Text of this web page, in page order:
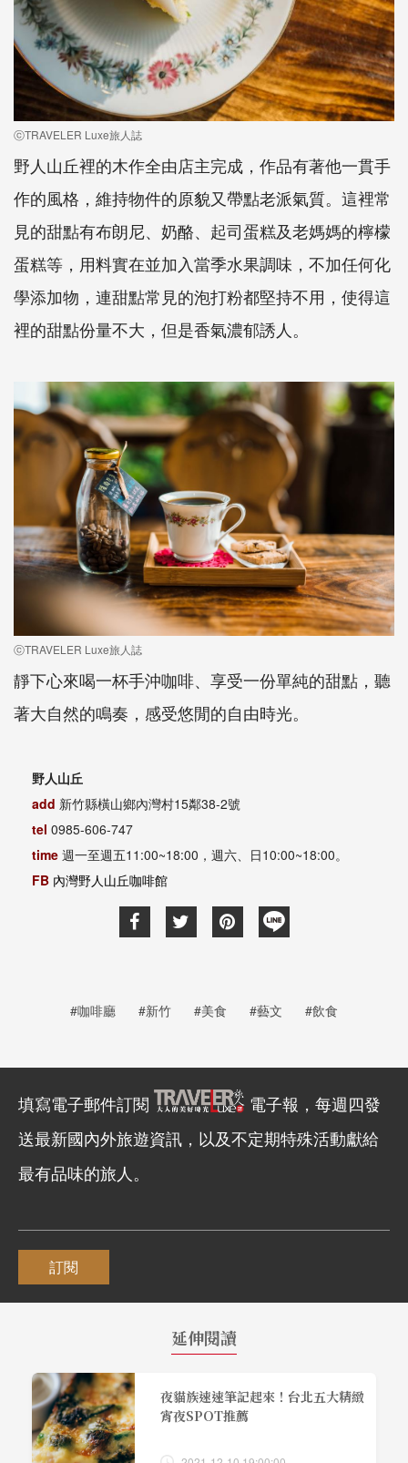
ⓒTRAVELER Luxe旅人誌
野人山丘裡的木作全由店主完成，作品有著他一貫手
作的風格，維持物件的原貌又帶點老派氣質。這裡常
見的甜點有布朗尼、奶酪、起司蛋糕及老媽媽的檸檬
蛋糕等，用料實在並加入當季水果調味，不加任何化
學添加物，連甜點常見的泡打粉都堅持不用，使得這
裡的甜點份量不大，但是香氣濃郁誘人。
ⓒTRAVELER Luxe旅人誌
靜下心來喝一杯手沖咖啡、享受一份單純的甜點，聽
著大自然的鳴奏，感受悠閒的自由時光。
野人山丘
add 新竹縣橫山鄉內灣村15鄰38-2號
tel 0985-606-747
time 週一至週五11:00~18:00，週六、日10:00~18:00。
FB 內灣野人山丘咖啡館
#咖啡廳 #新竹 #美食 #藝文 #飲食
填寫電子郵件訂閱
電子報，每週四發
送最新國內外旅遊資訊，以及不定期特殊活動獻給
最有品味的旅人。
訂閱
延伸閱讀
夜貓族速速筆記起來！台北五大精緻
宵夜SPOT推薦